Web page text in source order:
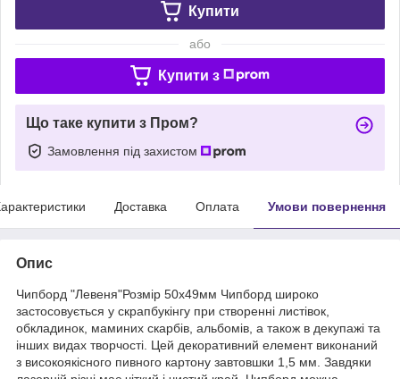
Купити
або
Купити з
Що таке купити з Пром?
Замовлення під захистом
Доставка Оплата Умови повернення
Опис
Чипборд "Левеня"Розмір 50х49мм Чипборд широко
застосовується у скрапбукінгу при створенні листівок,
обкладинок, маминих скарбів, альбомів, а також в декупажі та
інших видах творчості. Цей декоративний елемент виконаний
з високоякісного пивного картону завтовшки 1,5 мм. Завдяки